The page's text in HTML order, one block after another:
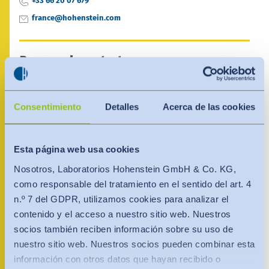
Consentimiento Detalles Acerca de las cookies
Esta página web usa cookies
Nosotros, Laboratorios Hohenstein GmbH & Co. KG,
como responsable del tratamiento en el sentido del art. 4
n.º 7 del GDPR, utilizamos cookies para analizar el
contenido y el acceso a nuestro sitio web. Nuestros
socios también reciben información sobre su uso de
nuestro sitio web. Nuestros socios pueden combinar esta
información con otros datos que hayan recibido o
English
Indonesia
bahasa Indonesia
English
Việt Nam
Indonesia
bahasa Indonesia
中国
Descargas
Prensa (EN)
Boletín (EN)
france@hohenstein.com
Persona de contacto